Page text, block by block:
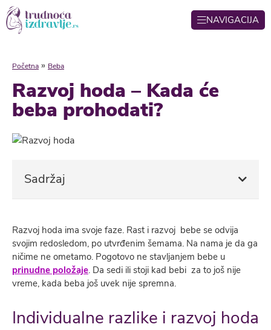
NAVIGACIJA
Početna » Beba
Razvoj hoda – Kada će
beba prohodati?
Sadržaj
Razvoj hoda ima svoje faze. Rast i razvoj bebe se odvija
svojim redosledom, po utvrđenim šemama. Na nama je da ga
ničime ne ometamo. Pogotovo ne stavljanjem bebe u
prinudne položaje. Da sedi ili stoji kad bebi za to još nije
vreme, kada beba još uvek nije spremna.
Individualne razlike i razvoj hoda